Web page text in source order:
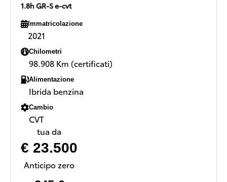
1.8h GR-S e-cvt
Immatricolazione
2021
Chilometri
98.908 Km (certificati)
Alimentazione
Ibrida benzina
Cambio
CVT
tua da
€ 23.500
Anticipo zero